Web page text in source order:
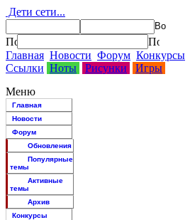
Дети сети...
Главная Новости Форум Конкурсы
Ссылки Ноты Рисунки
Игры
Меню
Главная
Новости
Форум
Обновления
Популярные
темы
Активные
темы
Архив
Конкурсы